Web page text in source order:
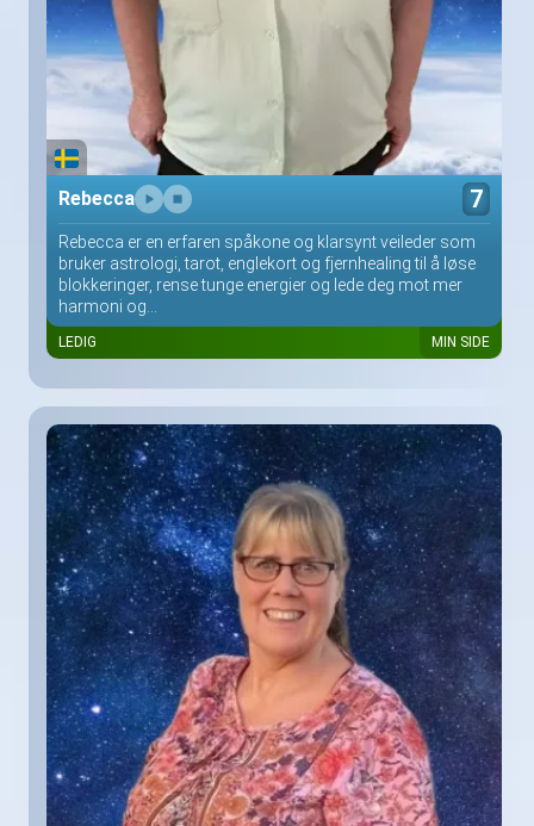
Rebecca 7
Rebecca er en erfaren spåkone og klarsynt veileder som
bruker astrologi, tarot, englekort og fjernhealing til å løse
blokkeringer, rense tunge energier og lede deg mot mer
harmoni og...
LEDIG MIN SIDE